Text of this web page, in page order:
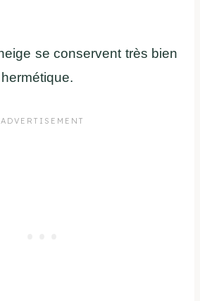
se conservent très bien